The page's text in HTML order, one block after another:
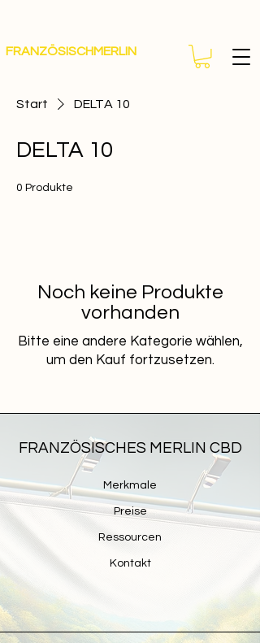
FRANZÖSISCHMERLIN
Start DELTA 10
DELTA 10
0 Produkte
Noch keine Produkte
vorhanden
Bitte eine andere Kategorie wählen,
um den Kauf fortzusetzen.
FRANZÖSISCHES MERLIN CBD
Merkmale
Preise
Ressourcen
Kontakt